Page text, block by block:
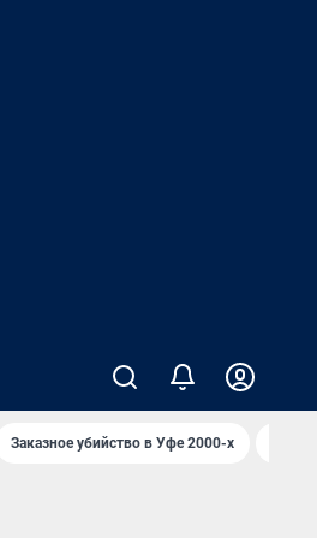
Заказное убийство в Уфе 2000-х